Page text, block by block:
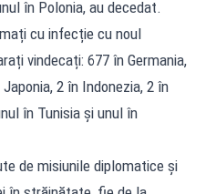
în Polonia, au decedat.
cu infecție cu noul
vindecați: 677 în Germania,
2 în Indonezia, 2 în
în Tunisia și unul în
de misiunile diplomatice și